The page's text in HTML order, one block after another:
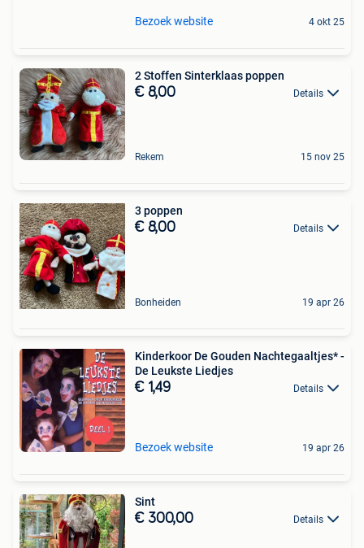
Bezoek website 4 okt 25
2 Stoffen Sinterklaas poppen
€ 8,00 Details
Rekem 15 nov 25
3 poppen
€ 8,00 Details
Bonheiden 19 apr 26
Kinderkoor De Gouden Nachtegaaltjes* -
De Leukste Liedjes
€ 1,49 Details
Bezoek website 19 apr 26
Sint
€ 300,00 Details